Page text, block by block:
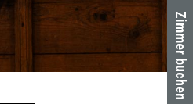
Zimmer buchen